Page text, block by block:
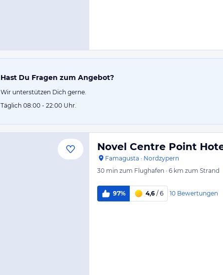
Hast Du Fragen zum Angebot?
Wir unterstützen Dich gerne.
Täglich 08:00 - 22:00 Uhr.
Novel Centre Point
Famagusta · Nordzypern
30 min zum Flughafen · 6 km zum Strand
97% 4,6 / 6 10 Bewertungen